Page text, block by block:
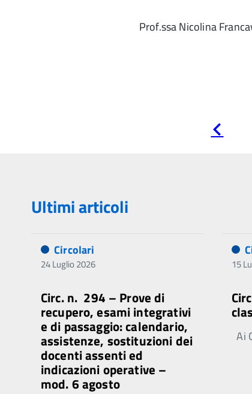
Prof.ssa Nicolina
Ultimi articoli
Circolari
24 Luglio 2026
Circ. n. 294 – Prove di
recupero, esami integrativi
e di passaggio: calendario,
assistenze, sostituzioni dei
docenti assenti ed
indicazioni operative –
mod. 6 agosto
15
Ai